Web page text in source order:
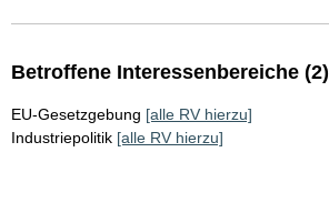
Betroffene Interessenbereiche (2)
EU-Gesetzgebung [alle RV hierzu]
Industriepolitik [alle RV hierzu]